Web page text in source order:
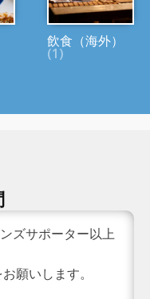
飲食（海外）
(1)
ズサポーター以上
願いします。